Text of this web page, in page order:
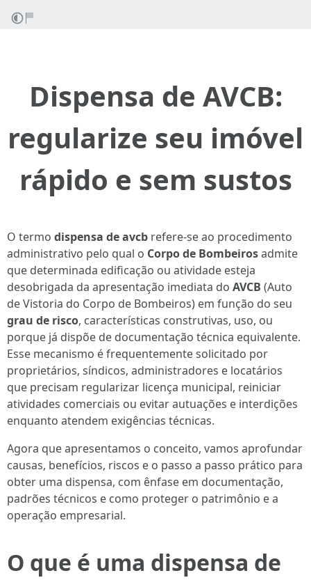
Dispensa de AVCB:
regularize seu imóvel
rápido e sem sustos
O termo dispensa de avcb refere-se ao procedimento
administrativo pelo qual o Corpo de Bombeirosadmite
que determinada edificação ou atividade esteja
desobrigada da apresentação imediata do AVCB (Auto
de Vistoria do Corpo de Bombeiros) em função do seu
grau de risco, características construtivas, uso, ou
porque já dispõe de documentação técnica equivalente.
Esse mecanismo é frequentemente solicitado por
proprietários, síndicos, administradores e locatários
que precisam regularizar licença municipal, reiniciar
atividades comerciais ou evitar autuações e interdições
enquanto atendem exigências técnicas.
Agora que apresentamos o conceito, vamos aprofundar
causas, benefícios, riscos e o passo a passo prático para
obter uma dispensa, com ênfase em documentação,
padrões técnicos e como proteger o patrimônio e a
operação empresarial.
O que é uma dispensa de